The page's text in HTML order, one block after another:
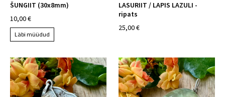
ŠUNGIIT (30x8mm)
10,00 €
Läbi müüdud
LASURIIT / LAPIS LAZULI -
ripats
25,00 €